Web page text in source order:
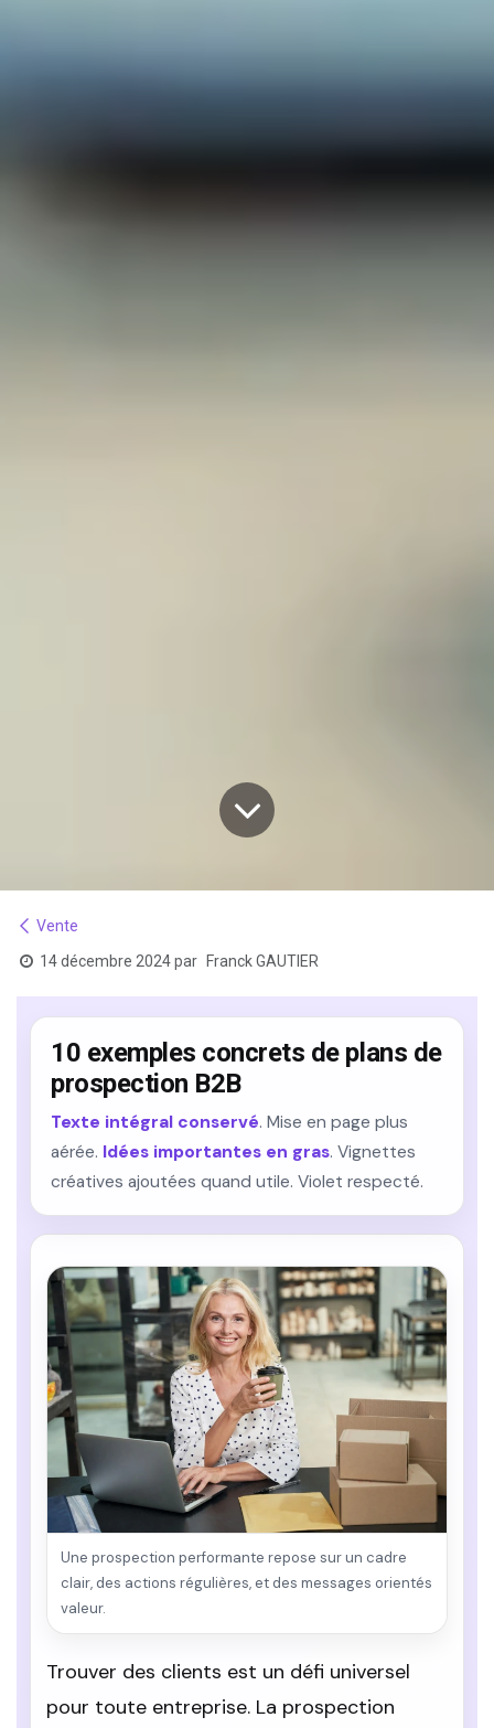
Vente
14 décembre 2024par Franck GAUTIER
10 exemples concrets de plans de
prospection B2B
Texte intégral conservé. Mise en page plus
aérée. Idées importantes en gras. Vignettes
créatives ajoutées quand utile. Violet respecté.
Une prospection performante repose sur un cadre
clair, des actions régulières, et des messages orientés
valeur.
Trouver des clients est un défi universel
pour toute entreprise. La prospection